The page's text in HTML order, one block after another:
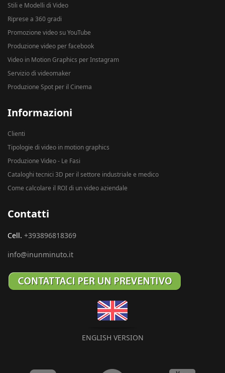
Stili e Modelli di Video
Riprese a 360 gradi
Promozione video su YouTube
Produzione video per facebook
Video in Motion Graphics per Instagram
Servizio di videomaker
Produzione Spot per il Cinema
Informazioni
Clienti
Tipologie di video in motion graphics
Produzione Video - Le Fasi
Cataloghi tecnici 3D per il settore industriale e medico
Come calcolare il ROI di un video aziendale
Contatti
Cell. +393896818369
info@inunminuto.it
ENGLISH VERSION